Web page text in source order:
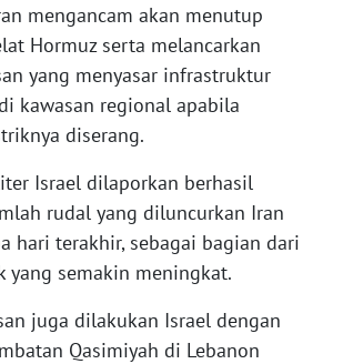
mengancam akan menutup
Hormuz serta melancarkan
yang menyasar infrastruktur
kawasan regional apabila
diserang.
Israel dilaporkan berhasil
rudal yang diluncurkan Iran
hari terakhir, sebagai bagian dari
yang semakin meningkat.
juga dilakukan Israel dengan
Qasimiyah di Lebanon